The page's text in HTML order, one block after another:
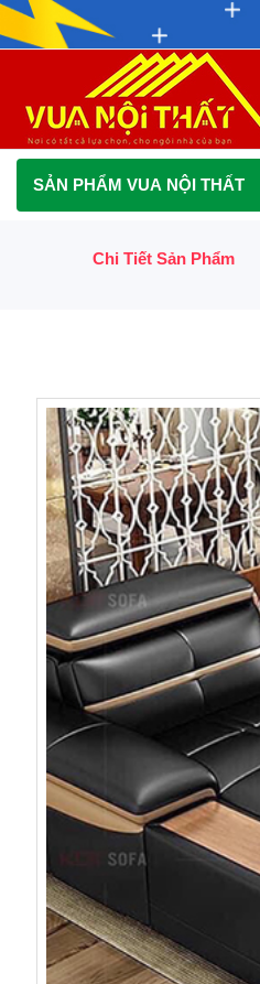
SẢN PHẨM VUA NỘI THẤT
Chi Tiết Sản Phẩm